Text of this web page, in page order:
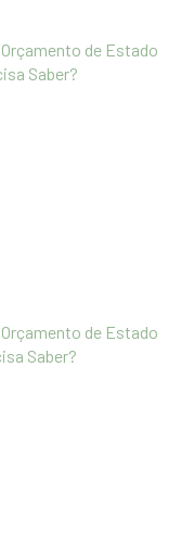
de Estado
Saber?
de Estado
Saber?